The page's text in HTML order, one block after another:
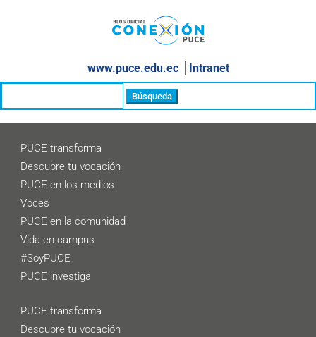
www.puce.edu.ec│ Intranet
PUCE transforma
Descubre tu vocación
PUCE en los medios
Voces
PUCE en la comunidad
Vida en campus
#SoyPUCE
PUCE investiga
PUCE transforma
Descubre tu vocación